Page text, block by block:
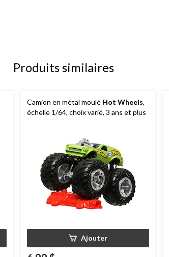
Produits similaires
Camion en métal moulé Hot Wheels,
échelle 1/64, choix varié, 3 ans et plus
Ajouter